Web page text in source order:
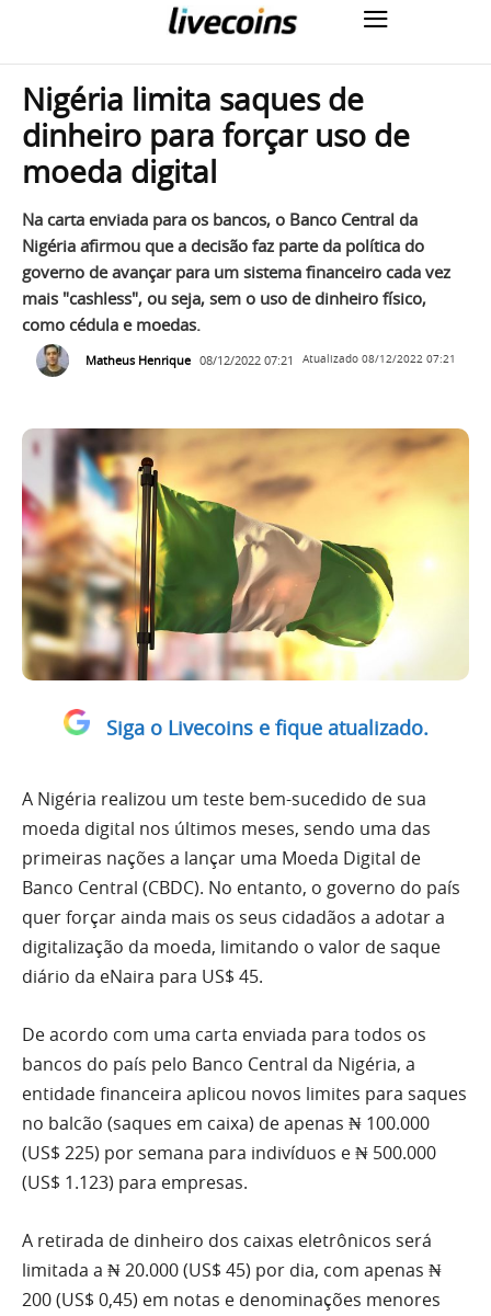
Nigéria limita saques de
dinheiro para forçar uso de
moeda digital
Na carta enviada para os bancos, o Banco Central da
Nigéria afirmou que a decisão faz parte da política do
governo de avançar para um sistema financeiro cada vez
mais "cashless", ou seja, sem o uso de dinheiro físico,
como cédula e moedas.
Matheus Henrique 08/12/2022 07:21 Atualizado 08/12/2022 07:21
Siga o Livecoins e fique atualizado.
A Nigéria realizou um teste bem-sucedido de sua
moeda digital nos últimos meses, sendo uma das
primeiras nações a lançar uma Moeda Digital de
Banco Central (CBDC). No entanto, o governo do país
quer forçar ainda mais os seus cidadãos a adotar a
digitalização da moeda, limitando o valor de saque
diário da eNaira para US$ 45.
De acordo com uma carta enviada para todos os
bancos do país pelo Banco Central da Nigéria, a
entidade financeira aplicou novos limites para saques
no balcão (saques em caixa) de apenas ₦ 100.000
(US$ 225) por semana para indivíduos e ₦ 500.000
(US$ 1.123) para empresas.
A retirada de dinheiro dos caixas eletrônicos será
limitada a ₦ 20.000 (US$ 45) por dia, com apenas ₦
200 (US$ 0,45) em notas e denominações menores